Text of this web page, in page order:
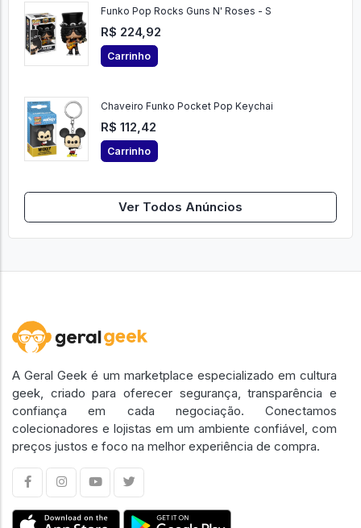
Funko Pop Rocks Guns N' Roses - S
R$ 224,92
Carrinho
Chaveiro Funko Pocket Pop Keychai
R$ 112,42
Carrinho
Ver Todos Anúncios
A Geral Geek é um marketplace especializado em cultura
geek, criado para oferecer segurança, transparência e
confiança em cada negociação. Conectamos
colecionadores e lojistas em um ambiente confiável, com
preços justos e foco na melhor experiência de compra.